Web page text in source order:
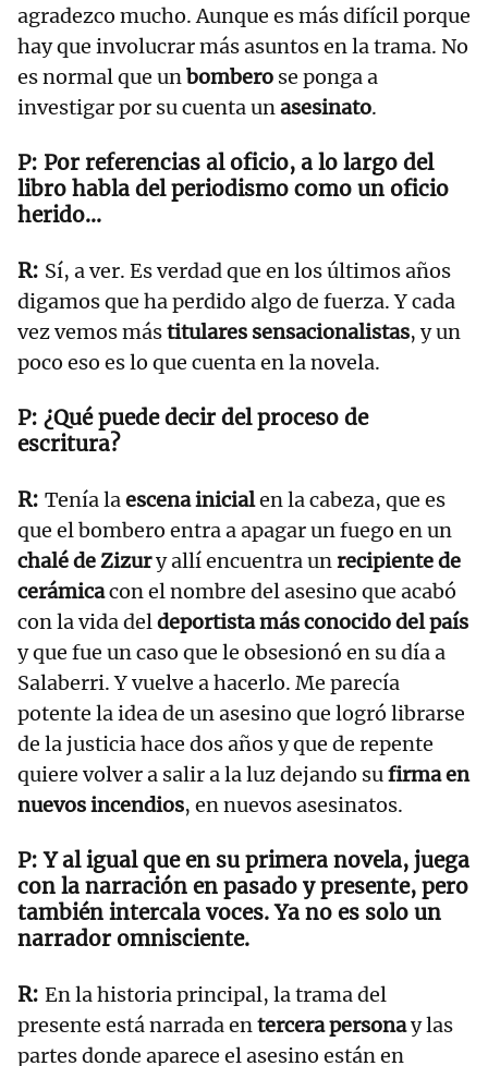
agradezco mucho. Aunque es más difícil porque
hay que involucrar más asuntos en la trama. No
es normal que unbombero se ponga a
investigar por su cuenta unasesinato.
Por referencias al oficio, a lo largo del
libro habla del periodismo como un oficio
herido...
Sí, a ver. Es verdad que en los últimos años
digamos que ha perdido algo de fuerza. Y cada
vez vemos mástitulares sensacionalistas, y un
poco eso es lo que cuenta en la novela.
¿Qué puede decir del proceso de
escritura?
Tenía laescena inicialen la cabeza, que es
que el bombero entra a apagar un fuego en un
chalé de Zizury allí encuentra unrecipiente de
cerámicacon el nombre del asesino que acabó
con la vida deldeportista más conocido del país
y que fue un caso que le obsesionó en su día a
Salaberri. Y vuelve a hacerlo. Me parecía
potente la idea de un asesino que logró librarse
de la justicia hace dos años y que de repente
quiere volver a salir a la luz dejando sufirma en
nuevos incendios, en nuevos asesinatos.
Y al igual que en su primera novela, juega
con la narración en pasado y presente, pero
también intercala voces. Ya no es solo un
narrador omnisciente.
En la historia principal, la trama del
presente está narrada entercera personay las
partes donde aparece el asesino están en